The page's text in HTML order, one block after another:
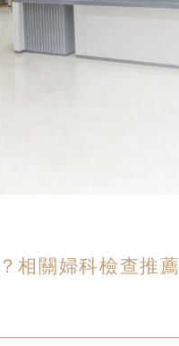
相關婦科檢查推薦